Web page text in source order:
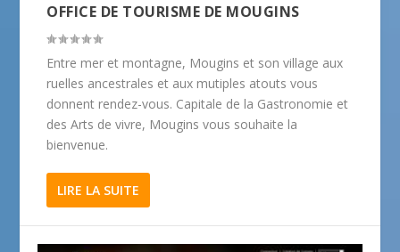
OFFICE DE TOURISME DE MOUGINS
Entre mer et montagne, Mougins et son village aux
ruelles ancestrales et aux mutiples atouts vous
donnent rendez-vous. Capitale de la Gastronomie et
des Arts de vivre, Mougins vous souhaite la
bienvenue.
LIRE LA SUITE